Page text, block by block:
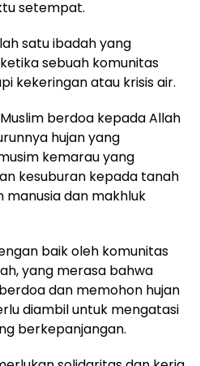
setempat.
satu ibadah yang
sebuah komunitas
kekeringan atau krisis air.
berdoa kepada Allah
hujan yang
kemarau yang
kesuburan kepada tanah
manusia dan makhluk
baik oleh komunitas
yang merasa bahwa
dan memohon hujan
diambil untuk mengatasi
berkepanjangan.